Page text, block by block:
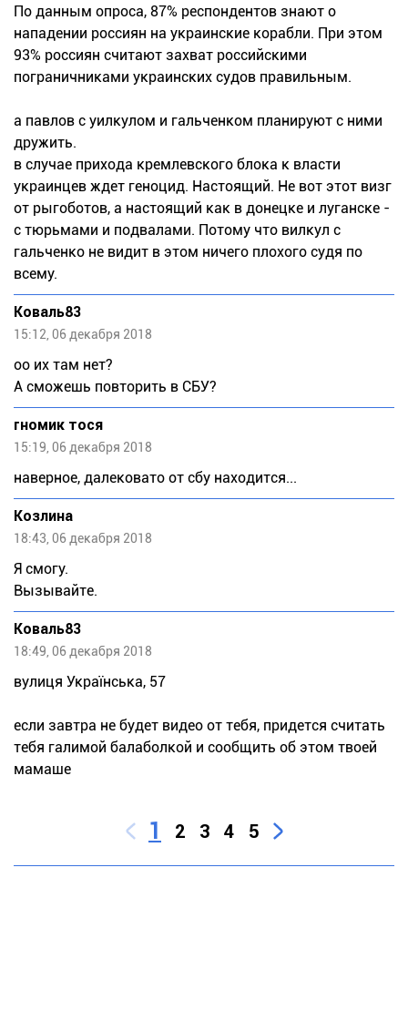
По данным опроса, 87% респондентов знают о
нападении россиян на украинские корабли. При этом
93% россиян считают захват российскими
пограничниками украинских судов правильным.
а павлов с уилкулом и гальченком планируют с ними
дружить.
в случае прихода кремлевского блока к власти
украинцев ждет геноцид. Настоящий. Не вот этот визг
от рыгоботов, а настоящий как в донецке и луганске -
с тюрьмами и подвалами. Потому что вилкул с
гальченко не видит в этом ничего плохого судя по
всему.
Коваль83
15:12, 06 декабря 2018
оо их там нет?
А сможешь повторить в СБУ?
гномик тося
15:19, 06 декабря 2018
наверное, далековато от сбу находится...
Козлина
18:43, 06 декабря 2018
Я смогу.
Вызывайте.
Коваль83
18:49, 06 декабря 2018
вулиця Українська, 57
если завтра не будет видео от тебя, придется считать
тебя галимой балаболкой и сообщить об этом твоей
мамаше
1 2 3 4 5